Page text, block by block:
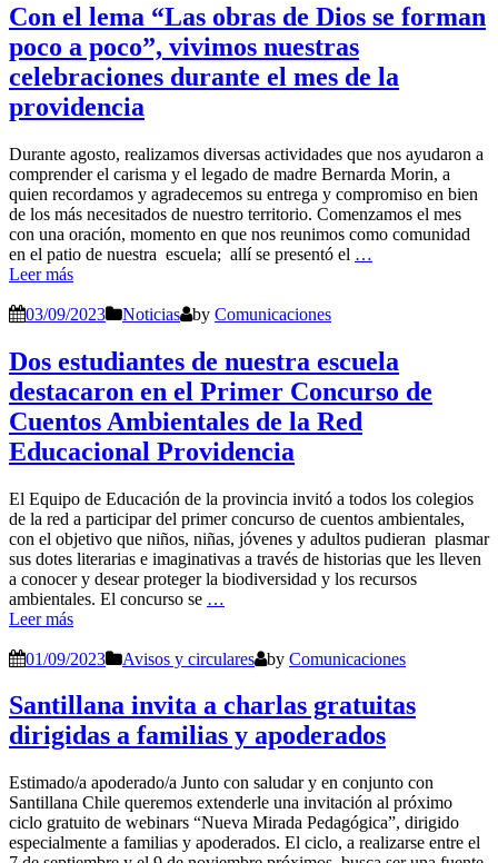
Con el lema “Las obras de Dios se forman
poco a poco”, vivimos nuestras
celebraciones durante el mes de la
providencia
Durante agosto, realizamos diversas actividades que nos ayudaron a
comprender el carisma y el legado de madre Bernarda Morin, a
quien recordamos y agradecemos su entrega y compromiso en bien
de los más necesitados de nuestro territorio. Comenzamos el mes
con una oración, momento en que nos reunimos como comunidad
en el patio de nuestra escuela; allí se presentó el …
Leer más
03/09/2023 Noticias by Comunicaciones
Dos estudiantes de nuestra escuela
destacaron en el Primer Concurso de
Cuentos Ambientales de la Red
Educacional Providencia
El Equipo de Educación de la provincia invitó a todos los colegios
de la red a participar del primer concurso de cuentos ambientales,
con el objetivo que niños, niñas, jóvenes y adultos pudieran plasmar
sus dotes literarias e imaginativas a través de historias que les lleven
a conocer y desear proteger la biodiversidad y los recursos
ambientales. El concurso se …
Leer más
01/09/2023 Avisos y circulares by Comunicaciones
Santillana invita a charlas gratuitas
dirigidas a familias y apoderados
Estimado/a apoderado/a Junto con saludar y en conjunto con
Santillana Chile queremos extenderle una invitación al próximo
ciclo gratuito de webinars “Nueva Mirada Pedagógica”, dirigido
especialmente a familias y apoderados. El ciclo, a realizarse entre el